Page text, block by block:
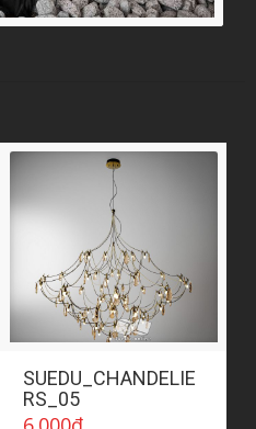
SUEDU_CHANDELIE
RS_05